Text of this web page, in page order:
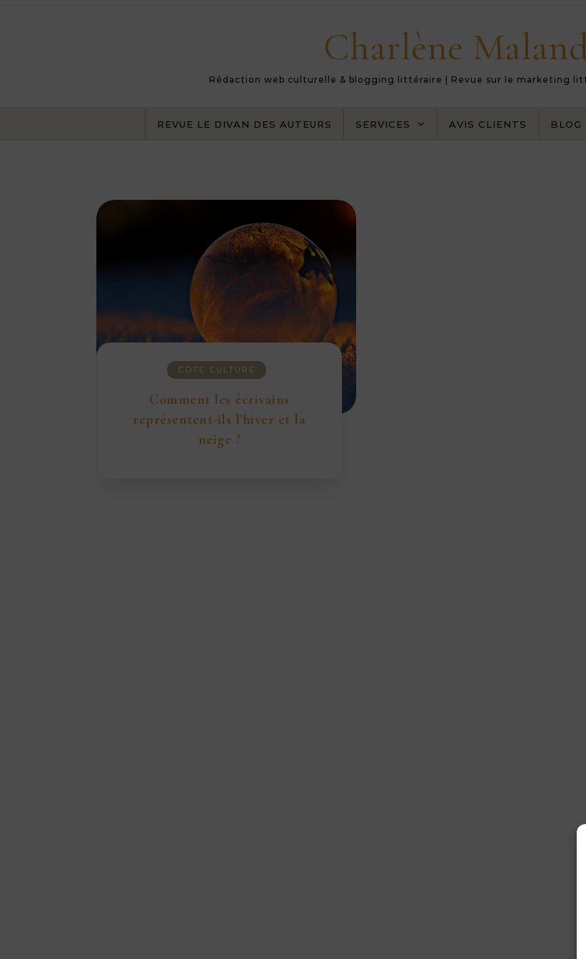
Charlène
Rédaction web culturelle & blogging littéraire | Revue sur le marketing
REVUE LE DIVAN DES AUTEURS SERVICES AVIS CLIENTS BLOG
CÔTÉ CULTURE
Comment les écrivains
représentent-ils l’hiver et la
neige ?